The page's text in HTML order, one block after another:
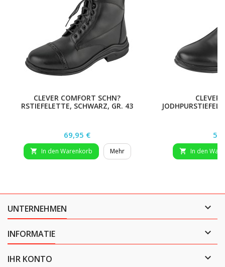
CLEVER COMFORT SCHN?
RSTIEFELETTE, SCHWARZ, GR. 43
Preis
69,95 €
 In den Warenkorb Mehr
CLEVER
 In den
UNTERNEHMEN 
INFORMATIE 
IHR KONTO 